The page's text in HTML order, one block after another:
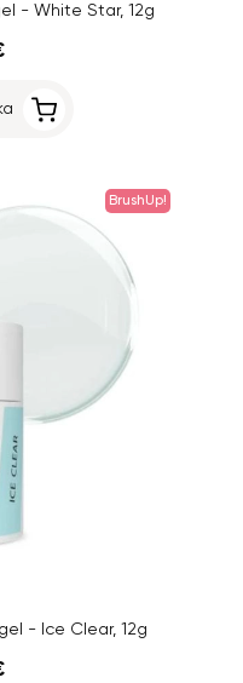
- White Star, 12g
BrushUp!
- Ice Clear, 12g